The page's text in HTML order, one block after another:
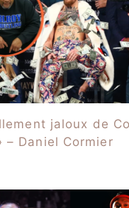
jaloux de
– Daniel Cormier